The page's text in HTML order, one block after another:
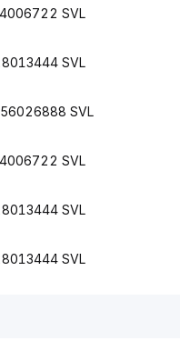
SVL
SVL
SVL
SVL
SVL
SVL